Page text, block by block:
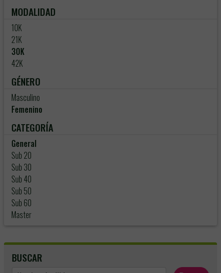
MODALIDAD
10K
21K
30K
42K
GÉNERO
Masculino
Femenino
CATEGORÍA
General
Sub 20
Sub 30
Sub 40
Sub 50
Sub 60
Master
BUSCAR